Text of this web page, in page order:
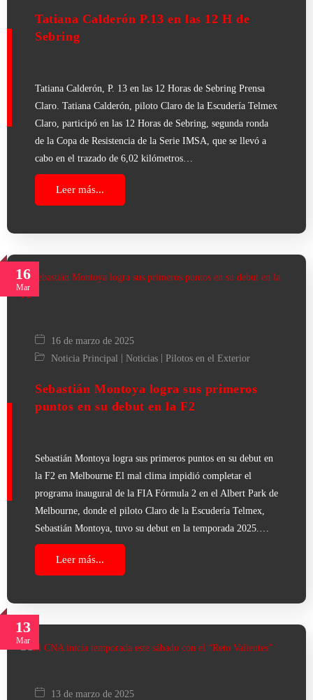
Tatiana Calderón P.13 en las 12 H de
Sebring
Tatiana Calderón, P. 13 en las 12 Horas de Sebring Prensa
Claro. Tatiana Calderón, piloto Claro de la Escudería Telmex
Claro, participó en las 12 Horas de Sebring, segunda ronda
de la Copa de Resistencia de la Serie IMSA, que se llevó a
cabo en el trazado de 6,02 kilómetros…
Leer más...
16
Mar
16 de marzo de 2025
Noticia Principal | Noticias | Pilotos en el Exterior
Sebastián Montoya logra sus primeros
puntos en su debut en la F2
Sebastián Montoya logra sus primeros puntos en su debut en
la F2 en Melbourne El mal clima impidió completar el
programa inaugural de la FIA Fórmula 2 en el Albert Park de
Melbourne, donde el piloto Claro de la Escudería Telmex,
Sebastián Montoya, tuvo su debut en la temporada 2025.…
Leer más...
13
Mar
13 de marzo de 2025